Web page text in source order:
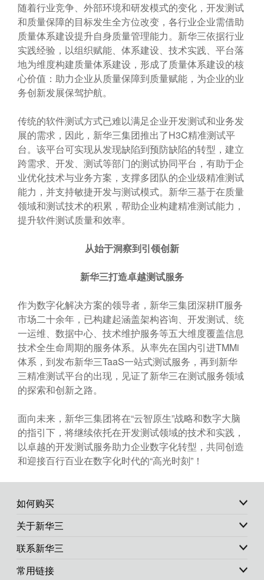
随着行业竞争、外部环境和研发模式的变化，开发测试
和质量保障的目标发生全方位改变，各行业企业需借助
质量体系建设提升自身质量管理能力。新华三依据行业
实践经验，以组织赋能、体系建设、技术实践、平台落
地为维度构建质量体系建设，形成了质量体系建设的核
心价值：助力企业从质量保障到质量赋能，为企业的业
务创新发展保驾护航。
传统的软件测试方式已难以满足企业开发测试和业务发
展的需求，因此，新华三集团推出了H3C精准测试平
台。该平台可实现从发现缺陷到预防缺陷的转型，建立
跨需求、开发、测试等部门的测试协同平台，有助于企
业优化技术与业务方案，支撑多团队的企业级精准测试
能力，并支持敏捷开发与测试模式。新华三基于在质量
领域和测试技术的积累，帮助企业构建精准测试能力，
提升软件测试质量和效率。
从始于洞察到引领创新
新华三打造卓越测试服务
作为数字化解决方案的领导者，新华三集团深耕IT服务
市场二十余年，已构建起涵盖架构咨询、开发测试、统
一运维、数据中心、技术维护服务等五大维度覆盖信息
技术全生命周期的服务体系。从率先在国内引进TMMi
体系，到发布新华三TaaS一站式测试服务，再到新华
三精准测试平台的出现，见证了新华三在测试服务领域
的探索和创新之路。
面向未来，新华三集团将在“云智原生”战略和数字大脑
的指引下，将继续依托在开发测试领域的技术和实践，
以卓越的开发测试服务助力企业数字化转型，共同创造
和迎接百行百业在数字化时代的“高光时刻”！
如何购买
关于新华三
联系新华三
常用链接